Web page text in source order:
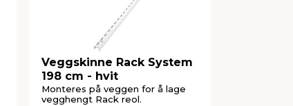
Veggskinne Rack System
198 cm - hvit
Monteres på veggen for å lage
vegghengt Rack reol.